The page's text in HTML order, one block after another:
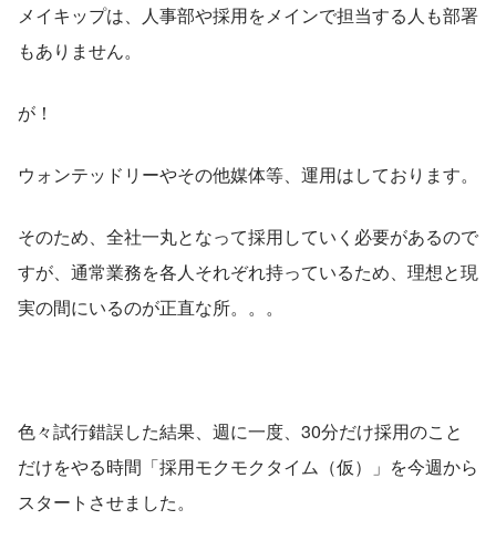
メイキップは、人事部や採用をメインで担当する人も部署
もありません。
が！
ウォンテッドリーやその他媒体等、運用はしております。
そのため、全社一丸となって採用していく必要があるので
すが、通常業務を各人それぞれ持っているため、理想と現
実の間にいるのが正直な所。。。
色々試行錯誤した結果、週に一度、30分だけ採用のこと
だけをやる時間「採用モクモクタイム（仮）」を今週から
スタートさせました。